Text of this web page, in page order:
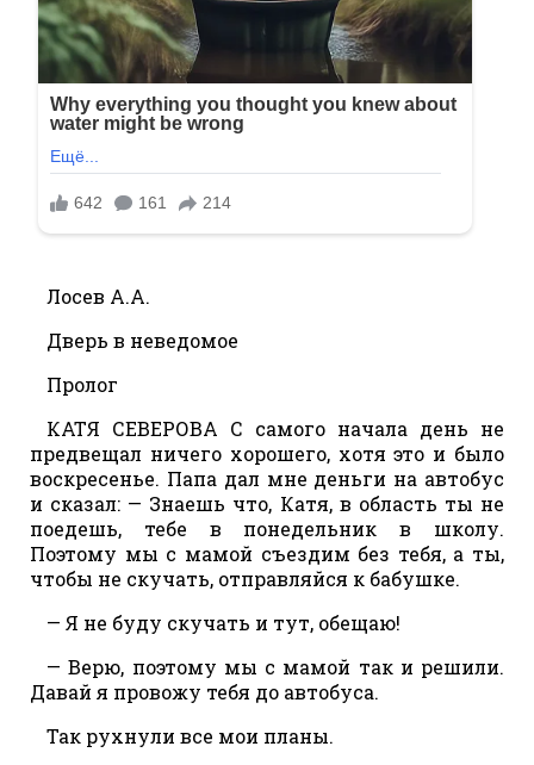
Лосев А.А.
Дверь в неведомое
Пролог
КАТЯ СЕВЕРОВА С самого начала день не
предвещал ничего хорошего, хотя это и было
воскресенье. Папа дал мне деньги на автобус
и сказал: — Знаешь что, Катя, в область ты не
поедешь, тебе в понедельник в школу.
Поэтому мы с мамой съездим без тебя, а ты,
чтобы не скучать, отправляйся к бабушке.
— Я не буду скучать и тут, обещаю!
— Верю, поэтому мы с мамой так и решили.
Давай я провожу тебя до автобуса.
Так рухнули все мои планы.